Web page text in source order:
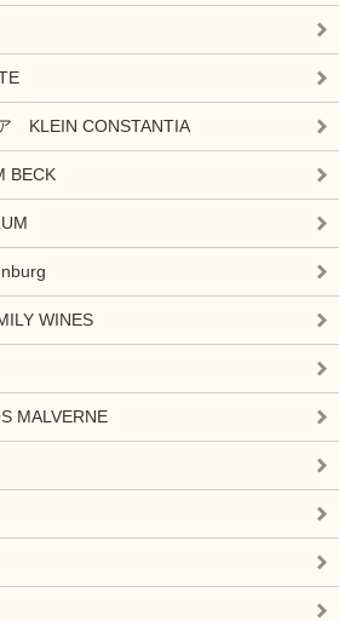
KLEIN CONSTANTIA
BECK
WINES
MALVERNE